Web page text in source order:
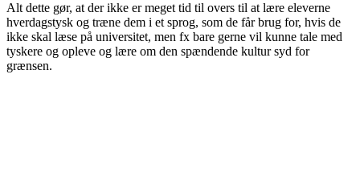
Alt dette gør, at der ikke er meget tid til overs til at lære eleverne
hverdagstysk og træne dem i et sprog, som de får brug for, hvis de
ikke skal læse på universitet, men fx bare gerne vil kunne tale med
tyskere og opleve og lære om den spændende kultur syd for
grænsen.